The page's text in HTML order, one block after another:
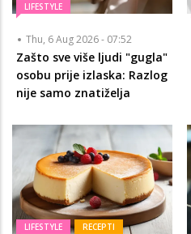
LIFESTYLE
Thu, 6 Aug 2026 - 07:52
Zašto sve više ljudi "gugla"
osobu prije izlaska: Razlog
nije samo znatiželja
LIFESTYLE RECEPTI